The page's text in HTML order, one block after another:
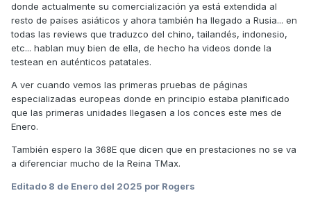
donde actualmente su comercialización ya está extendida al
resto de países asiáticos y ahora también ha llegado a Rusia... en
todas las reviews que traduzco del chino, tailandés, indonesio,
etc... hablan muy bien de ella, de hecho ha videos donde la
testean en auténticos patatales.
A ver cuando vemos las primeras pruebas de páginas
especializadas europeas donde en principio estaba planificado
que las primeras unidades llegasen a los conces este mes de
Enero.
También espero la 368E que dicen que en prestaciones no se va
a diferenciar mucho de la Reina TMax.
Editado 8 de Enero del 2025 por Rogers